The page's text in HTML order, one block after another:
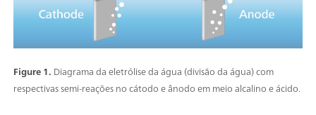
Figure 1. Diagrama da eletrólise da água (divisão da água) com
respectivas semi-reações no cátodo e ânodo em meio alcalino e ácido.